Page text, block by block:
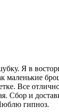
Я в
маленькие
Все
Сбор и
гипноз.